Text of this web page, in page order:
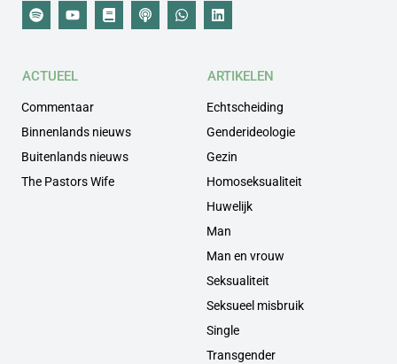
ACTUEEL
Commentaar
Binnenlands nieuws
Buitenlands nieuws
The Pastors Wife
ARTIKELEN
Echtscheiding
Genderideologie
Gezin
Homoseksualiteit
Huwelijk
Man
Man en vrouw
Seksualiteit
Seksueel misbruik
Single
Transgender